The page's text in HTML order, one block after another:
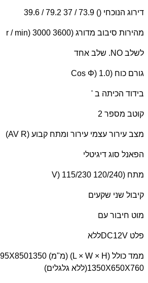
דירוג הנוכחי () 73.9 / 37 79.2 / 39.6
מהירות סיבוב מדורג (r / min) 3000 3600
לשלב NO. שלב אחד
גורם כוח (Cos Φ) 1.0
בידוד הכיתה ב '
קוטב מספר 2
מצב עירור עצמי עירור ומתח קבוע (AV R
)
הפאנל סוג דיגיטלי
מתח (V) 115/230 120/240
קיבול שני שקעים
מוט חיבור עם
פלט DC12Vללא
ממד כולל (L × W × H) (מ"מ) 1350
1350X650X760(ללא גלגלים)